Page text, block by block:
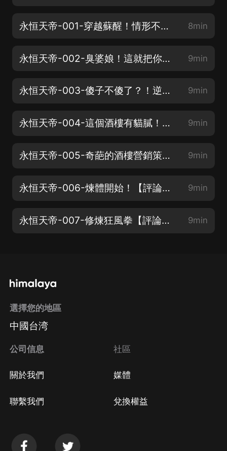
永恒天帝-001-穿越蘇醒！情形不太妙！【評論互動有驚喜，歡迎訂閱】 8min
永恒天帝-002-臭婆娘！這就把你掃出門【評論互動有驚喜，歡迎訂閱】 9min
永恒天帝-003-傻子不傻了？！逆襲開始！【評論互動有驚喜，歡迎訂閱】 9min
永恒天帝-004-這個酒樓有貓膩！【評論互動有驚喜，歡迎訂閱】 9min
永恒天帝-005-奇葩的酒樓營銷策略【評論互動有驚喜，歡迎訂閱】 9min
永恒天帝-006-煉體開始！【評論互動有驚喜，歡迎訂閱】 9min
永恒天帝-007-修煉狂風拳【評論互動有驚喜，歡迎訂閱】 9min
選擇您的地區
中國台湾
公司信息
關於我們
聯繫我們
社區
媒體
兌換權益